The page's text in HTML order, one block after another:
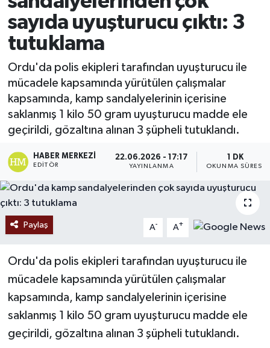
sayıda uyuşturucu çıktı: 3
tutuklama
Ordu'da polis ekipleri tarafından uyuşturucu ile
mücadele kapsamında yürütülen çalışmalar
kapsamında, kamp sandalyelerinin içerisine
saklanmış 1 kilo 50 gram uyuşturucu madde ele
geçirildi, gözaltına alınan 3 şüpheli tutuklandı.
HABER MERKEZI
EDITÖR
22.06.2026 - 17:17
YAYINLANMA
1 DK
OKUNMA SÜRESI
Paylaş A- A+
Ordu'da polis ekipleri tarafından uyuşturucu ile
mücadele kapsamında yürütülen çalışmalar
kapsamında, kamp sandalyelerinin içerisine
saklanmış 1 kilo 50 gram uyuşturucu madde ele
geçirildi, gözaltına alınan 3 şüpheli tutuklandı.
Ekonomi
Sağlık
Tokat Haber